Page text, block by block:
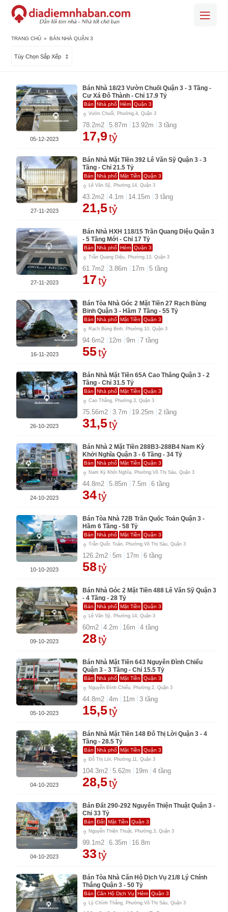
TRANG CHỦ » BÁN NHÀ QUẬN 3
Tùy Chọn Sắp Xếp
Bán Nhà 18/23 Vườn Chuối Quận 3 - 3 Tầng -
Cư Xá Đô Thành - Chỉ 17.9 Tỷ
Bán Nhà phố Hẻm Quận 3
Vườn Chuối, Phường.4, Quận 3
78.2m2 5.87m 13.92m 3 tầng
17,9tỷ
05-12-2023
Bán Nhà Mặt TIền 392 Lê Văn Sỹ Quận 3 - 3
Tầng - Chỉ 21.5 Tỷ
Bán Nhà phố Mặt Tiền Quận 3
Lê Văn Sỹ, Phường.14, Quận 3
43.2m2 4.1m 14.15m 3 tầng
21,5tỷ
27-11-2023
Bán Nhà HXH 118/15 Trần Quang Diệu Quận 3
- 5 Tầng Mới - Chỉ 17 Tỷ
Bán Nhà phố Hẻm Quận 3
Trần Quang Diệu, Phường.13, Quận 3
61.7m2 3.86m 17m 5 tầng
17tỷ
27-11-2023
Bán Tòa Nhà Góc 2 Mặt Tiền 27 Rạch Bùng
Binh Quận 3 - Hầm 7 Tầng - 55 Tỷ
Bán Nhà phố Mặt Tiền Quận 3
Rạch Bùng Binh, Phường.10, Quận 3
94.6m2 12m 9m 7 tầng
55tỷ
16-11-2023
Bán Nhà Mặt Tiền 65A Cao Thắng Quận 3 - 2
Tầng - Chỉ 31.5 Tỷ
Bán Nhà phố Mặt Tiền Quận 3
Cao Thắng, Phường.3, Quận 3
75.56m2 3.7m 19.25m 2 tầng
31,5tỷ
26-10-2023
Bán Nhà 2 Mặt Tiền 288B3-288B4 Nam Kỳ
Khởi Nghĩa Quận 3 - 6 Tầng - 34 Tỷ
Bán Nhà phố Mặt Tiền Quận 3
Nam Kỳ Khởi Nghĩa, Phường.Võ Thị Sáu, Quận 3
44.8m2 5.85m 7.5m 6 tầng
34tỷ
24-10-2023
Bán Tòa Nhà 72B Trần Quốc Toản Quận 3 -
Hầm 6 Tầng - 58 Tỷ
Bán Nhà phố Mặt Tiền Quận 3
Trần Quốc Toản, Phường.Võ Thị Sáu, Quận 3
126.2m2 5m 17m 6 tầng
58tỷ
10-10-2023
Bán Nhà Góc 2 Mặt Tiền 488 Lê Văn Sỹ Quận 3
- 4 Tầng - 28 Tỷ
Bán Nhà phố Mặt Tiền Quận 3
Lê Văn Sỹ, Phường.14, Quận 3
60m2 4.2m 16m 4 tầng
28tỷ
09-10-2023
Bán Nhà Mặt Tiền 643 Nguyễn Đình Chiểu
Quận 3 - 3 Tầng - Chỉ 15.5 Tỷ
Bán Nhà phố Mặt Tiền Quận 3
Nguyễn Đình Chiểu, Phường.2, Quận 3
44.8m2 4m 11m 3 tầng
15,5tỷ
05-10-2023
Bán Nhà Mặt Tiền 148 Đỗ Thị Lời Quận 3 - 4
Tầng - 28.5 Tỷ
Bán Nhà phố Mặt Tiền Quận 3
Đỗ Thị Lời, Phường.11, Quận 3
104.3m2 5.62m 19m 4 tầng
28,5tỷ
04-10-2023
Bán Đất 290-292 Nguyễn Thiện Thuật Quận 3 -
Chỉ 33 Tỷ
Bán Đất Mặt Tiền Quận 3
Nguyễn Thiện Thuật, Phường.3, Quận 3
99.1m2 6.35m 16.8m
33tỷ
04-10-2023
Bán Tòa Nhà Căn Hộ Dịch Vụ 21/8 Lý Chính
Thắng Quận 3 - 50 Tỷ
Bán Căn Hộ Dịch Vụ Hẻm Quận 3
Lý Chính Thắng, Phường.Võ Thị Sáu, Quận 3